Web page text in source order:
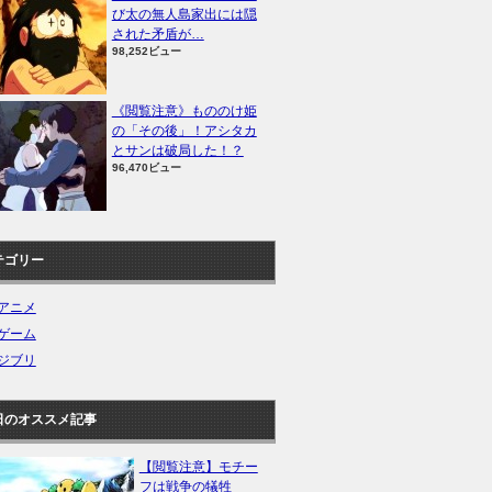
び太の無人島家出には隠
された矛盾が…
98,252ビュー
《閲覧注意》もののけ姫
の「その後」！アシタカ
とサンは破局した！？
96,470ビュー
ゴリー
ニメ
ーム
ブリ
のオススメ記事
【閲覧注意】モチー
フは戦争の犠牲